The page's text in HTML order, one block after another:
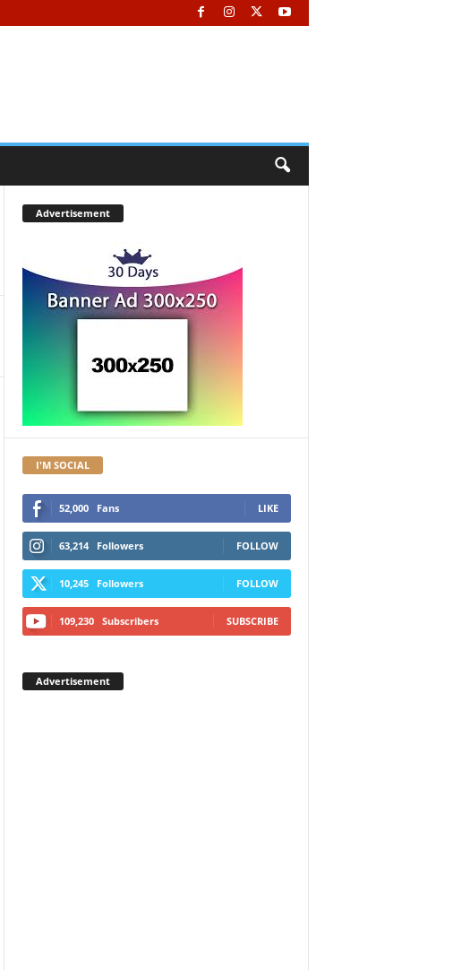
Advertisement
I'M SOCIAL
52,000 Fans LIKE
63,214 Followers FOLLOW
10,245 Followers FOLLOW
109,230 Subscribers SUBSCRIBE
Advertisement